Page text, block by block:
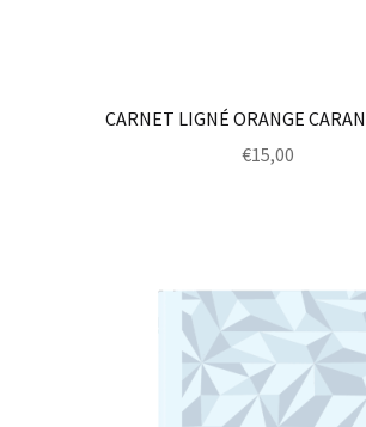
CARNET LIGNÉ ORANGE CARAN
€15,00